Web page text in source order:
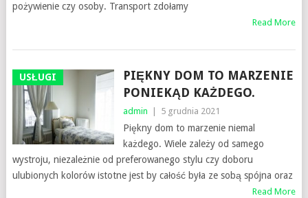
pożywienie czy osoby. Transport zdołamy
Read More
USŁUGI
PIĘKNY DOM TO MARZENIE
PONIEKĄD KAŻDEGO.
admin 5 grudnia 2021
Piękny dom to marzenie niemal
każdego. Wiele zależy od samego
wystroju, niezależnie od preferowanego stylu czy doboru
ulubionych kolorów istotne jest by całość była ze sobą spójna oraz
Read More